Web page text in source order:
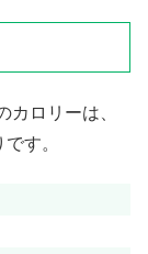
ロリーは、
す。